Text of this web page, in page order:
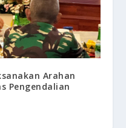
Arahan
Pengendalian